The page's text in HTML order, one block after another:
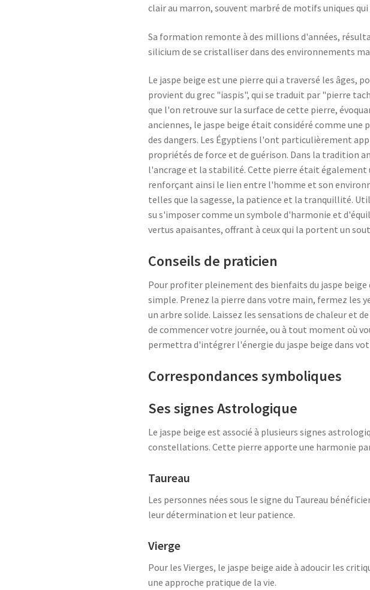
clair au marron, souvent marbré de motifs uniques
Sa formation remonte à des millions d'années,
silicium de se cristalliser dans des environnements
Le jaspe beige est une pierre qui a traversé les âges,
provient du grec "iaspis", qui se traduit par "pierre
que l'on retrouve sur la surface de cette pierre,
anciennes, le jaspe beige était considéré comme
des dangers. Les Égyptiens l'ont particulièrement
propriétés de force et de guérison. Dans la tradition
l'ancrage et la stabilité. Cette pierre était également
renforçant ainsi le lien entre l'homme et son
telles que la sagesse, la patience et la tranquillité.
su s'imposer comme un symbole d'harmonie et
vertus apaisantes, offrant à ceux qui la portent un
Conseils de praticien
Pour profiter pleinement des bienfaits du jaspe
simple. Prenez la pierre dans votre main, fermez les
un arbre solide. Laissez les sensations de chaleur et
de commencer votre journée, ou à tout moment où
permettra d'intégrer l'énergie du jaspe beige dans
Correspondances symboliques
Ses signes Astrologique
Le jaspe beige est associé à plusieurs signes
constellations. Cette pierre apporte une harmonie
Taureau
Les personnes nées sous le signe du Taureau
leur détermination et leur patience.
Vierge
Pour les Vierges, le jaspe beige aide à adoucir les
une approche pratique de la vie.